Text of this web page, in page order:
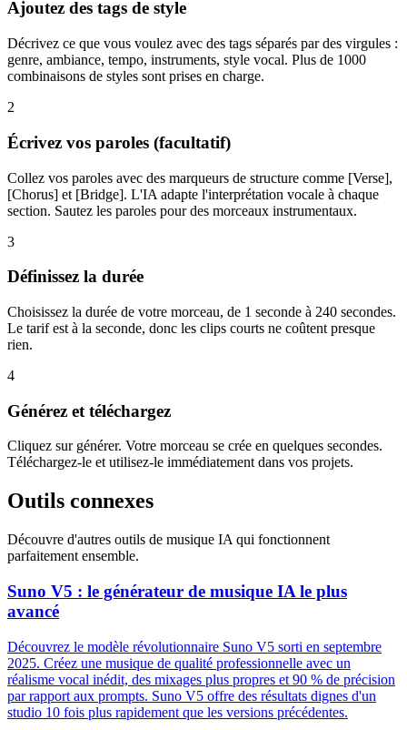
Ajoutez des tags de style
Décrivez ce que vous voulez avec des tags séparés par des virgules :
genre, ambiance, tempo, instruments, style vocal. Plus de 1000
combinaisons de styles sont prises en charge.
2
Écrivez vos paroles (facultatif)
Collez vos paroles avec des marqueurs de structure comme [Verse],
[Chorus] et [Bridge]. L'IA adapte l'interprétation vocale à chaque
section. Sautez les paroles pour des morceaux instrumentaux.
3
Définissez la durée
Choisissez la durée de votre morceau, de 1 seconde à 240 secondes.
Le tarif est à la seconde, donc les clips courts ne coûtent presque
rien.
4
Générez et téléchargez
Cliquez sur générer. Votre morceau se crée en quelques secondes.
Téléchargez-le et utilisez-le immédiatement dans vos projets.
Outils connexes
Découvre d'autres outils de musique IA qui fonctionnent
parfaitement ensemble.
Suno V5 : le générateur de musique IA le plus
avancé
Découvrez le modèle révolutionnaire Suno V5 sorti en septembre
2025. Créez une musique de qualité professionnelle avec un
réalisme vocal inédit, des mixages plus propres et 90 % de précision
par rapport aux prompts. Suno V5 offre des résultats dignes d'un
studio 10 fois plus rapidement que les versions précédentes.